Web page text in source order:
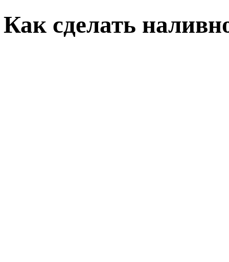
Как сделать